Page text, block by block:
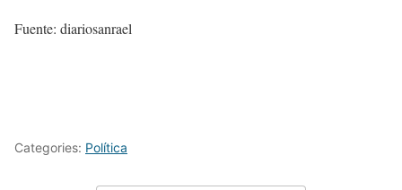
Fuente: diariosanrael
Categories: Política